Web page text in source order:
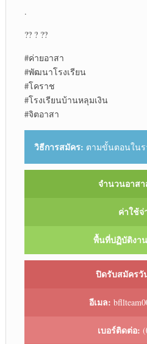
.
?? ? ??
#ค่ายอาสา
#พัฒนาโรงเรียน
#โคราช
#โรงเรียนบ้านหลุมเงิน
#จิตอาสา
วิธีการสมัคร: ตามขั้นตอนในร
จำนวนอาส
ค่าใช้จ่
พื้นที่ปฏิบัติงา
ปิดรับสมัครวั
อีเมล:
เบอร์ติดต่อ: